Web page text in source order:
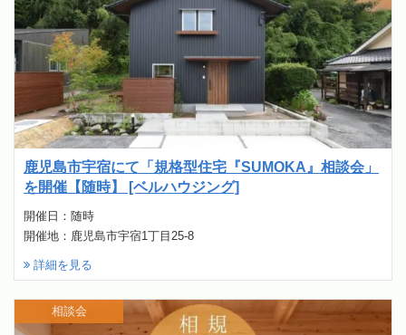
鹿児島市宇宿にて「規格型住宅『SUMOKA』相談会」
を開催【随時】 [ベルハウジング]
開催日：随時
開催地：鹿児島市宇宿1丁目25-8
詳細を見る
相談会